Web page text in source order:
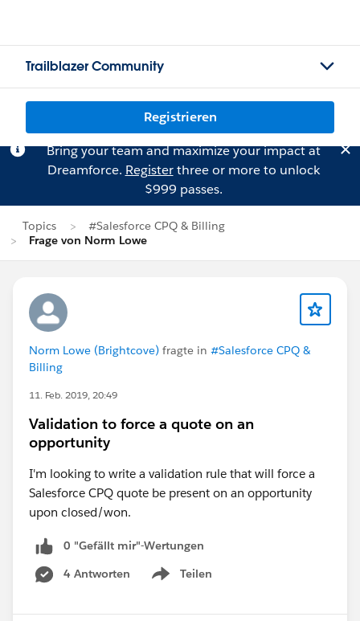
Trailblazer Community
Registrieren
Bring your team and maximize your impact at
Dreamforce. Registerthree or more to unlock
$999 passes.
Topics
#Salesforce CPQ & Billing
Frage von Norm Lowe
Norm Lowe (Brightcove) fragte in #Salesforce CPQ &
Billing
11. Feb. 2019, 20:49
Validation to force a quote on an
opportunity
I'm looking to write a validation rule that will force a
Salesforce CPQ quote be present on an opportunity
upon closed/won.
0 "Gefällt mir"-Wertungen
4 Antworten
Teilen
Show menu